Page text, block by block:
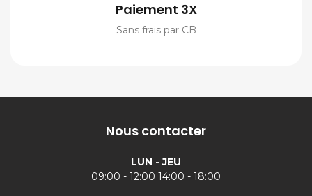
Paiement 3X
Sans frais par CB
Nous contacter
LUN - JEU
09:00 - 12:00 14:00 - 18:00